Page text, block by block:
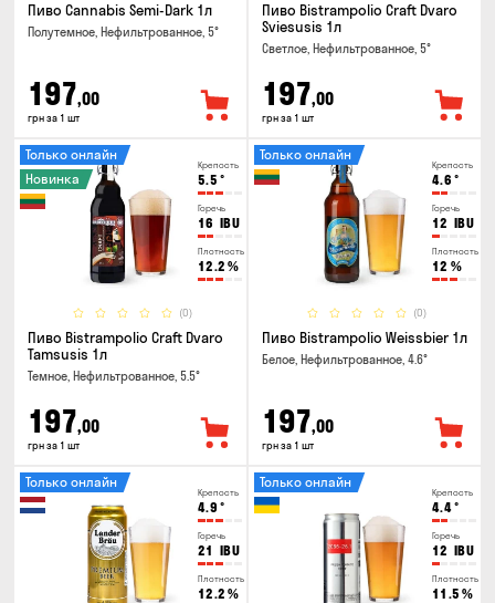
Пиво Cannabis Semi-Dark 1л
Полутемное, Нефильтрованное, 5°
197,00
грн за 1 шт
Пиво Bistrampolio Craft Dvaro
Sviesusis 1л
Светлое, Нефильтрованное, 5°
197,00
грн за 1 шт
Крепость
5.5 °
Горечь
16 IBU
Плотность
12.2 %
(0)
Только онлайн
Новинка
Пиво Bistrampolio Craft Dvaro
Tamsusis 1л
Темное, Нефильтрованное, 5.5°
197,00
грн за 1 шт
Крепость
4.6 °
Горечь
12 IBU
Плотность
12 %
(0)
Только онлайн
Пиво Bistrampolio Weissbier 1л
Белое, Нефильтрованное, 4.6°
197,00
грн за 1 шт
Крепость
4.9 °
Горечь
21 IBU
Плотность
12.2 %
Только онлайн
Крепость
4.4°
Горечь
12 IBU
Плотность
11.5 %
Только онлайн